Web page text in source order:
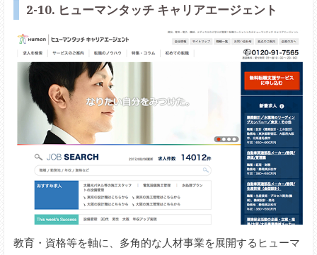
2-10. ヒューマンタッチ キャリアエージェント
教育・資格等を軸に、多角的な人材事業を展開するヒューマ